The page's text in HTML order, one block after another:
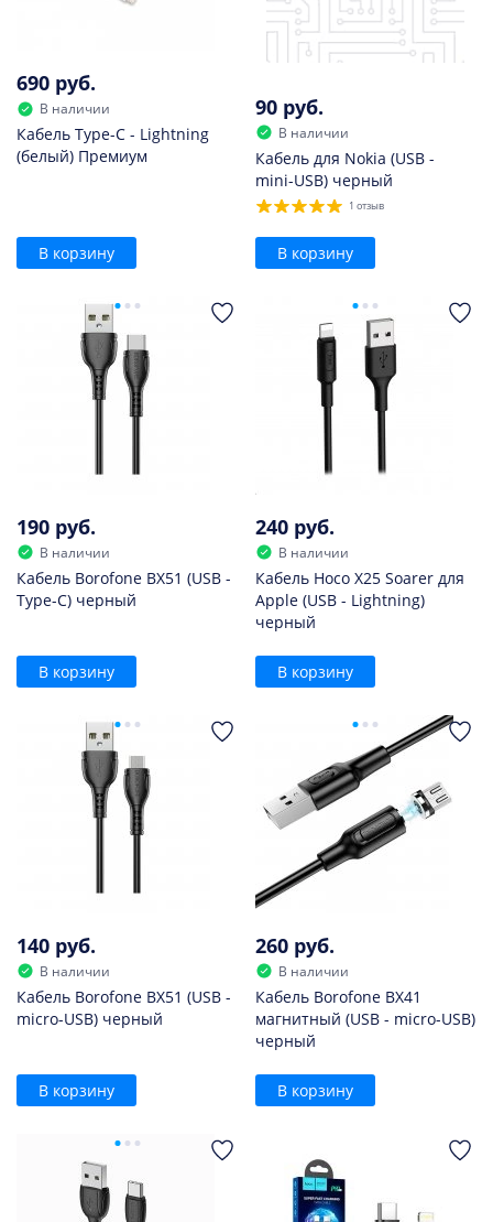
690 руб.
В наличии
Кабель Type-C - Lightning
(белый) Премиум
В корзину
90 руб.
В наличии
Кабель для Nokia (USB -
mini-USB) черный
1 отзыв
В корзину
190 руб.
В наличии
Кабель Borofone BX51 (USB -
Type-C) черный
В корзину
240 руб.
В наличии
Кабель Hoco X25 Soarer для
Apple (USB - Lightning)
черный
В корзину
140 руб.
В наличии
Кабель Borofone BX51 (USB -
micro-USB) черный
В корзину
260 руб.
В наличии
Кабель Borofone BX41
магнитный (USB - micro-USB)
черный
В корзину